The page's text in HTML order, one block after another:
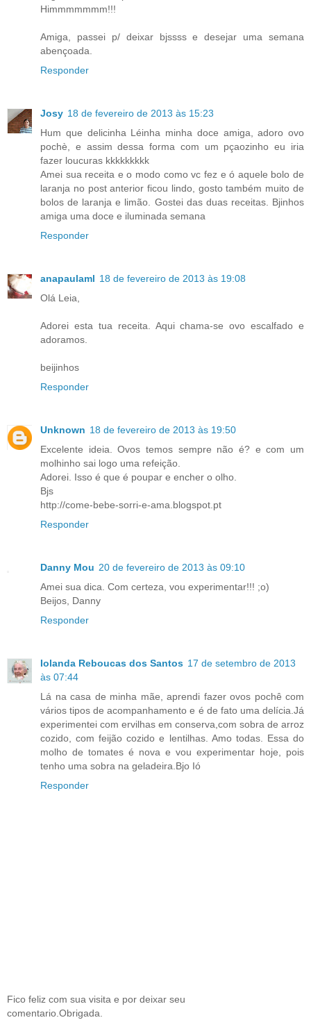
Himmmmmmm!!!
Amiga, passei p/ deixar bjssss e desejar uma semana
abençoada.
Responder
Josy 18 de fevereiro de 2013 às 15:23
Hum que delicinha Léinha minha doce amiga, adoro ovo
pochè, e assim dessa forma com um pçaozinho eu iria
fazer loucuras kkkkkkkkk
Amei sua receita e o modo como vc fez e ó aquele bolo de
laranja no post anterior ficou lindo, gosto também muito de
bolos de laranja e limão. Gostei das duas receitas. Bjinhos
amiga uma doce e iluminada semana
Responder
anapaulaml 18 de fevereiro de 2013 às 19:08
Olá Leia,
Adorei esta tua receita. Aqui chama-se ovo escalfado e
adoramos.
beijinhos
Responder
Unknown 18 de fevereiro de 2013 às 19:50
Excelente ideia. Ovos temos sempre não é? e com um
molhinho sai logo uma refeição.
Adorei. Isso é que é poupar e encher o olho.
Bjs
http://come-bebe-sorri-e-ama.blogspot.pt
Responder
Danny Mou 20 de fevereiro de 2013 às 09:10
Amei sua dica. Com certeza, vou experimentar!!! ;o)
Beijos, Danny
Responder
Iolanda Reboucas dos Santos 17 de setembro de 2013
às 07:44
Lá na casa de minha mãe, aprendi fazer ovos pochê com
vários tipos de acompanhamento e é de fato uma delícia.Já
experimentei com ervilhas em conserva,com sobra de arroz
cozido, com feijão cozido e lentilhas. Amo todas. Essa do
molho de tomates é nova e vou experimentar hoje, pois
tenho uma sobra na geladeira.Bjo Ió
Responder
Fico feliz com sua visita e por deixar seu
comentario.Obrigada.